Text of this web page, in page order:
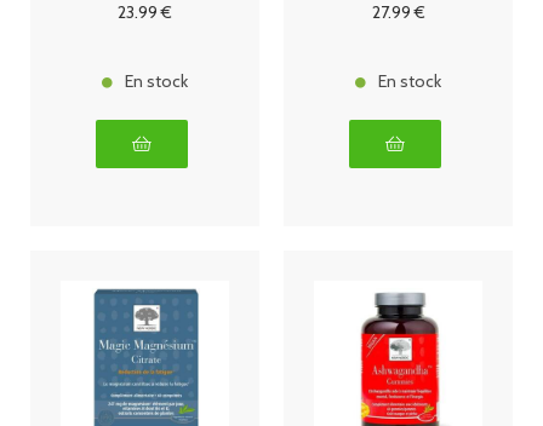
23.99 €
En stock
27.99€
En stock